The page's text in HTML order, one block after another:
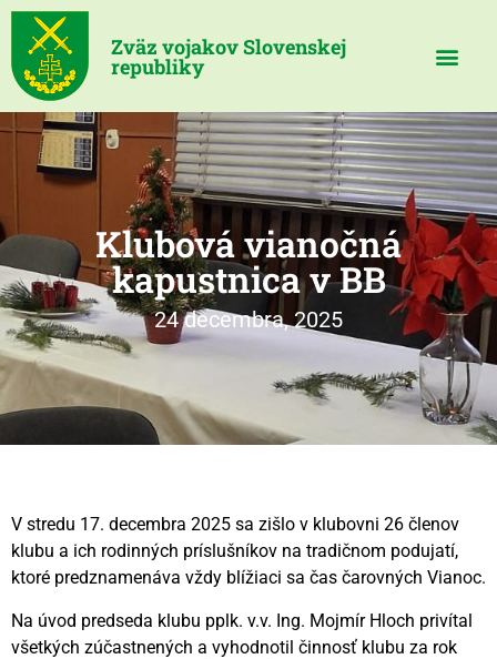
Zväz vojakov Slovenskej
republiky
Klubová vianočná
kapustnica v BB
24 decembra, 2025
V stredu 17. decembra 2025 sa zišlo v klubovni 26 členov
klubu a ich rodinných príslušníkov na tradičnom podujatí,
ktoré predznamenáva vždy blížiaci sa čas čarovných Vianoc.
Na úvod predseda klubu pplk. v.v. Ing. Mojmír Hloch privítal
všetkých zúčastnených a vyhodnotil činnosť klubu za rok